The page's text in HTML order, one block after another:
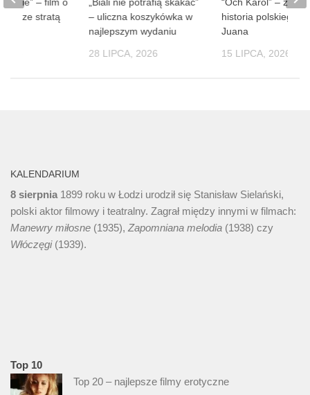
– uliczna koszykówka w
najlepszym wydaniu
28 LIPCA, 2026
historia polskiego
Juana
15 LIPCA, 2026
ze stratą
KALENDARIUM
8 sierpnia 1899 roku w Łodzi urodził się Stanisław Sielański,
polski aktor filmowy i teatralny. Zagrał między innymi w filmach:
Manewry miłosne (1935), Zapomniana melodia (1938) czy
Włóczęgi(1939).
Top 10
Top 20 – najlepsze filmy erotyczne